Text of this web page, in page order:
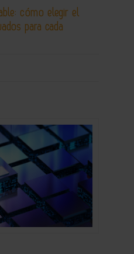
cómo elegir el
para cada